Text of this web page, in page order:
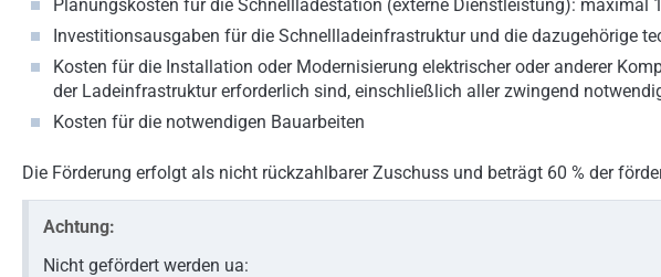
Planungskosten für die Schnellladestation (externe Dienstleistung): maximal
Investitionsausgaben für die Schnellladeinfrastruktur und die dazugehörige
Kosten für die Installation oder Modernisierung elektrischer oder anderer
der Ladeinfrastruktur erforderlich sind, einschließlich aller zwingend
Kosten für die notwendigen Bauarbeiten
Die Förderung erfolgt als nicht rückzahlbarer Zuschuss und beträgt 60 % der
Achtung:
Nicht gefördert werden ua: